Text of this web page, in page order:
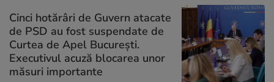
Cinci hotărâri de Guvern atacate
de PSD au fost suspendate de
Curtea de Apel București.
Executivul acuză blocarea unor
măsuri importante